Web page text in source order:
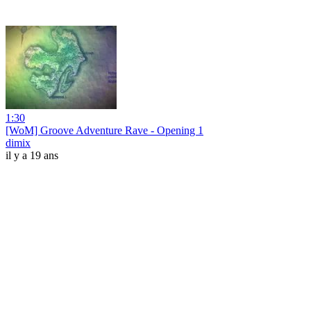
1:30
[WoM] Groove Adventure Rave - Opening 1
dimix
il y a 19 ans